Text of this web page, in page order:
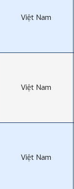
Việt Nam
Việt Nam
Việt Nam